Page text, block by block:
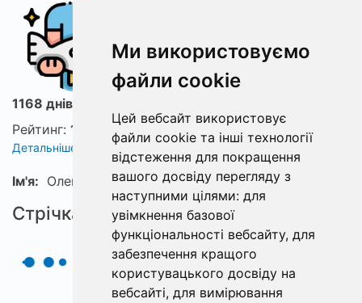
Ми використовуємо
файли cookie
Цей вебсайт використовує
файли cookie та інші технології
відстеження для покращення
вашого досвіду перегляду з
наступними цілями: для
увімкнення базової
функціональності вебсайту, для
забезпечення кращого
користувацького досвіду на
вебсайті, для вимірювання
1168 днів з ФішХаб
Рейтинг: 1
Детальніше про рейтинг
Ім'я: Олександр
Стрічка